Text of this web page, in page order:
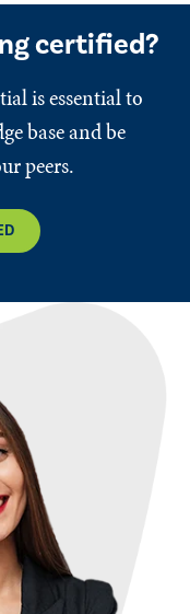
certified?
is essential to
base and be
peers.